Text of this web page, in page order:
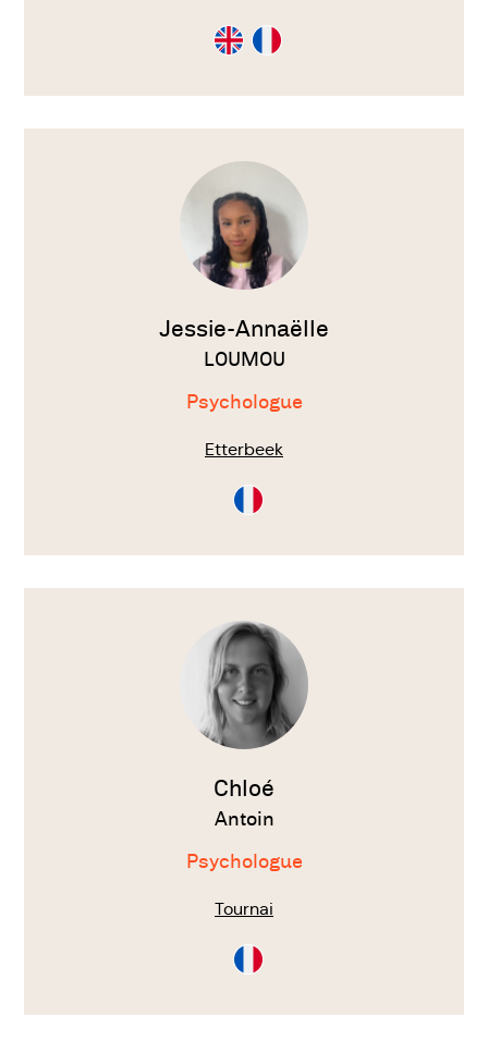
Consultation
en
Consultation
en
Voir
Jessie-Annaëlle
LOUMOU
Psychologue
Etterbeek
Consultation
en
Voir
Chloé
Antoin
Psychologue
Tournai
Consultation
en